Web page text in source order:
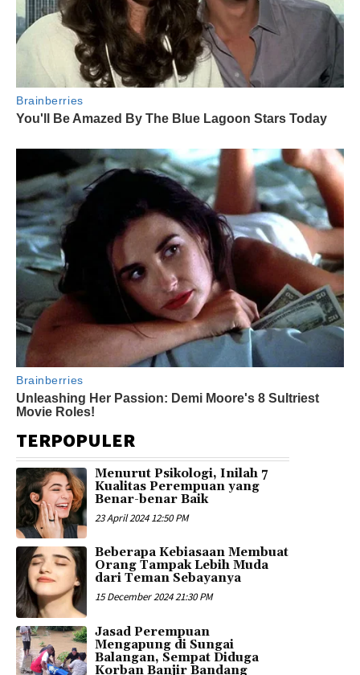
TERPOPULER
Menurut Psikologi, Inilah 7
Kualitas Perempuan yang
Benar-benar Baik
23 April 2024 12:50 PM
Beberapa Kebiasaan Membuat
Orang Tampak Lebih Muda
dari Teman Sebayanya
15 December 2024 21:30 PM
Jasad Perempuan
Mengapung di Sungai
Balangan, Sempat Diduga
Korban Banjir Bandang